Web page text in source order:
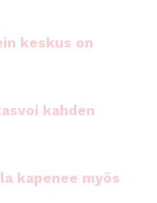
keskus on
kahden
kapenee myös